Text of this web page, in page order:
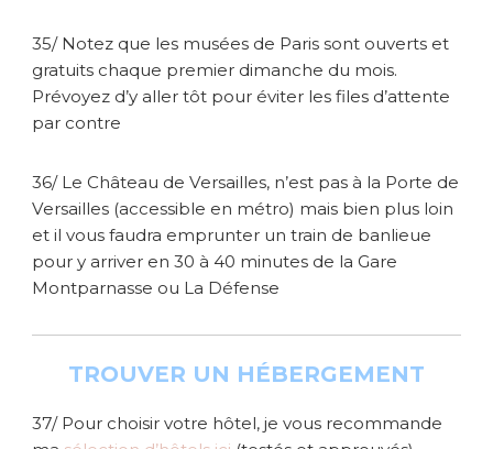
35/ Notez que les musées de Paris sont ouverts et
gratuits chaque premier dimanche du mois.
Prévoyez d’y aller tôt pour éviter les files d’attente
par contre
36/ Le Château de Versailles, n’est pas à la Porte de
Versailles (accessible en métro) mais bien plus loin
et il vous faudra emprunter un train de banlieue
pour y arriver en 30 à 40 minutes de la Gare
Montparnasse ou La Défense
TROUVER UN HÉBERGEMENT
37/ Pour choisir votre hôtel, je vous recommande